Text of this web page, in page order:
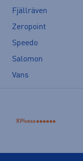
Fjällräven
Zeropoint
Speedo
Salomon
Vans